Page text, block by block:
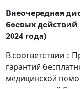
Внеочередная
боевых действий
2024 года)
В соответствии с
гарантий
медицинской